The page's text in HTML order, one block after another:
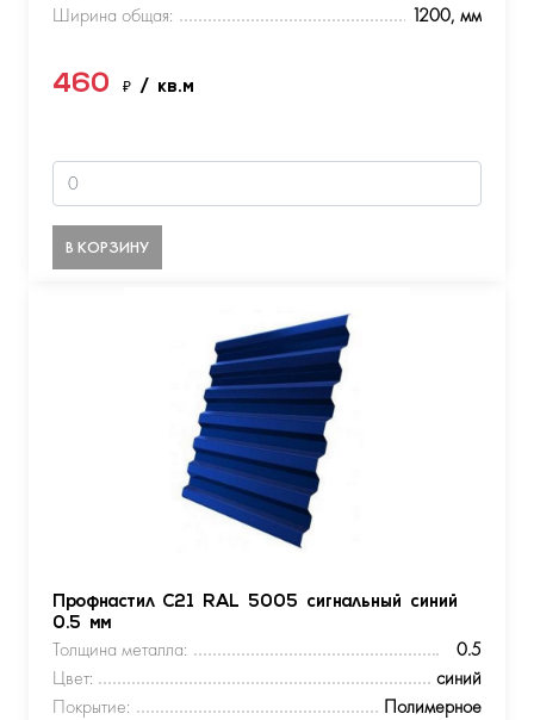
Ширина общая:
1200, мм
460 ₽ / кв.м
В КОРЗИНУ
Профнастил С21 RAL 5005 сигнальный синий
0.5 мм
Толщина металла:
0.5
Цвет:
синий
Покрытие:
Полимерное